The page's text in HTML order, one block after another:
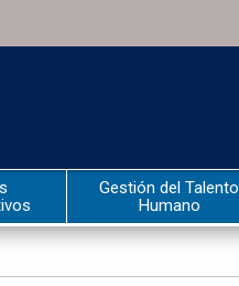
Gestión del Talento
Humano